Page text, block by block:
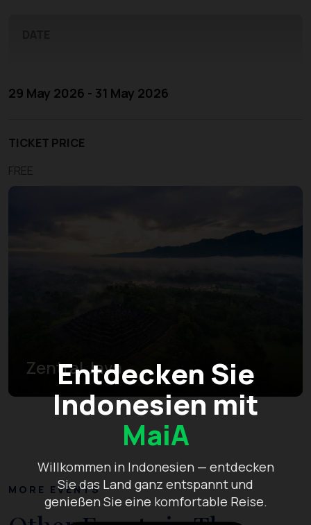
Entdecken Sie
Indonesien mit
MaiA
Willkommen in Indonesien — entdecken
Sie das Land ganz entspannt und
genießen Sie eine komfortable Reise.
29 May 2026 - 31 May 2026
TICKET PRICE
FREE
Zentral Java
MORE EVENTS